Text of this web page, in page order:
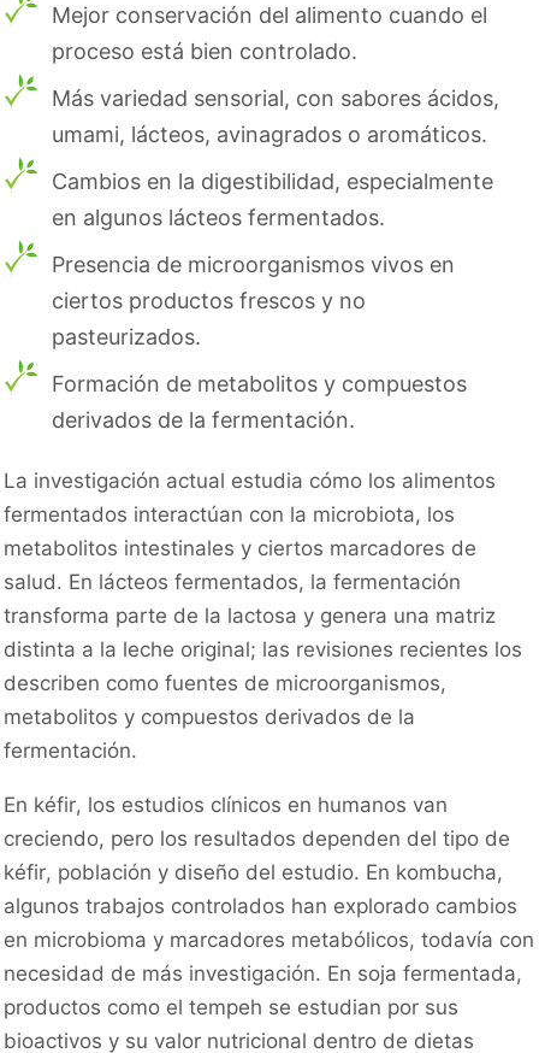
Mejor conservación del alimento cuando el
proceso está bien controlado.
Más variedad sensorial, con sabores ácidos,
umami, lácteos, avinagrados o aromáticos.
Cambios en la digestibilidad, especialmente
en algunos lácteos fermentados.
Presencia de microorganismos vivos en
ciertos productos frescos y no
pasteurizados.
Formación de metabolitos y compuestos
derivados de la fermentación.
La investigación actual estudia cómo los alimentos
fermentados interactúan con la microbiota, los
metabolitos intestinales y ciertos marcadores de
salud. En lácteos fermentados, la fermentación
transforma parte de la lactosa y genera una matriz
distinta a la leche original; las revisiones recientes los
describen como fuentes de microorganismos,
metabolitos y compuestos derivados de la
fermentación.
En kéfir, los estudios clínicos en humanos van
creciendo, pero los resultados dependen del tipo de
kéfir, población y diseño del estudio. En kombucha,
algunos trabajos controlados han explorado cambios
en microbioma y marcadores metabólicos, todavía con
necesidad de más investigación. En soja fermentada,
productos como el tempeh se estudian por sus
bioactivos y su valor nutricional dentro de dietas